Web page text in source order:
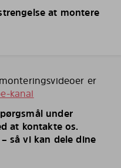
at montere
er
kanal
under
at kontakte os.
så vi kan dele dine